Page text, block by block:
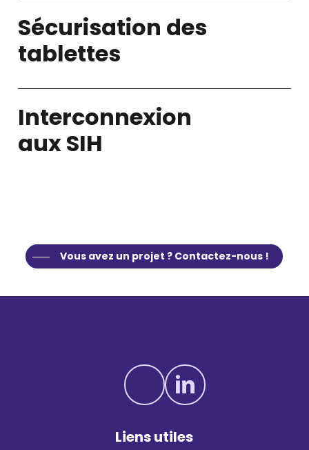
Sécurisation des
tablettes​
Interconnexion
aux SIH​
Vous avez un projet ? Contactez-nous !
Liens utiles